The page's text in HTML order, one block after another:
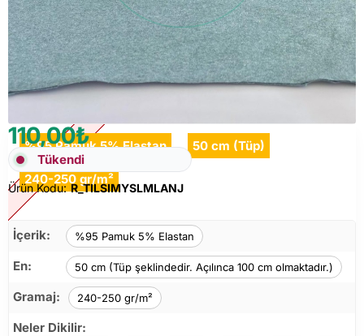
Tükendi
%95 Pamuk 5% Elastan 50 cm (Tüp)
240-250 gr/m²
110,00₺
Tükendi
Ürün Kodu: R_TILSIMYSLMLANJ
İçerik: %95 Pamuk 5% Elastan
En: 50 cm (Tüp şeklindedir. Açılınca 100 cm olmaktadır.)
Gramaj: 240-250 gr/m²
Neler Dikilir: